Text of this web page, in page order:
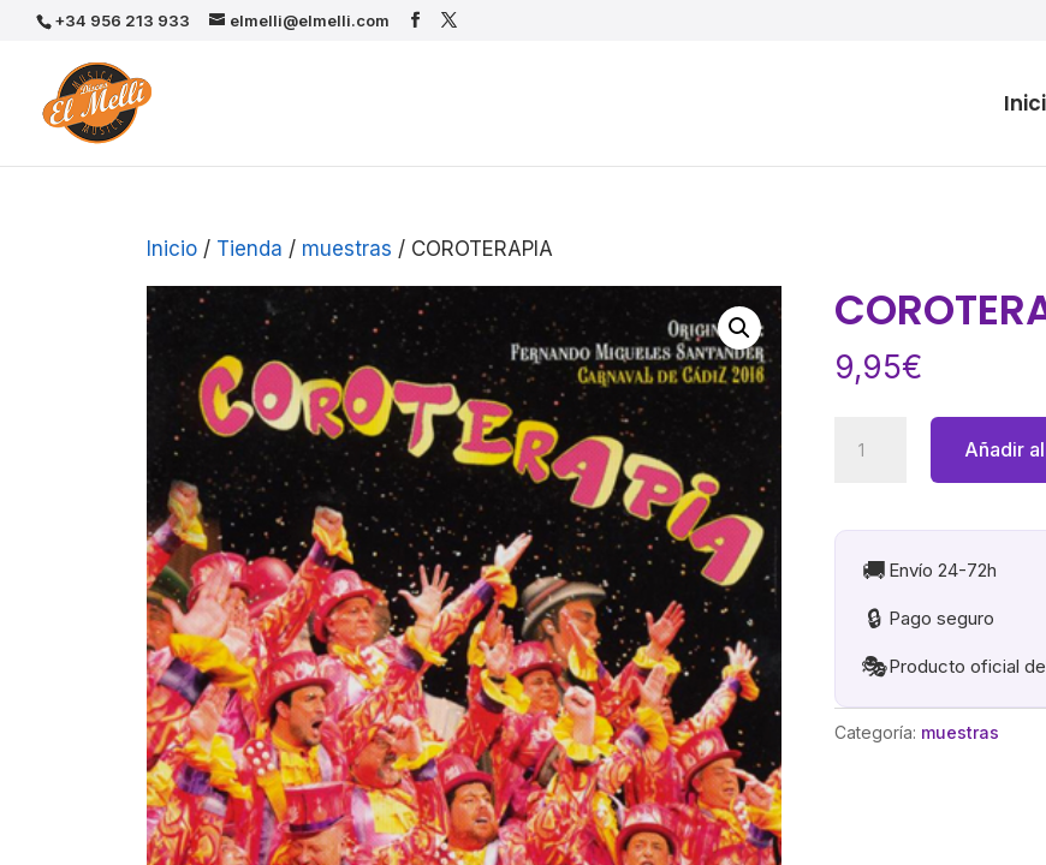
+34 956 213 933 elmelli@elmelli.com
Inicio / Tienda / muestras / COROTERAPIA
9,95€
cantidad
Añadir
🚚 Envío 24-72h
🔒 Pago seguro
🎭Producto oficial
Categoría: muestras